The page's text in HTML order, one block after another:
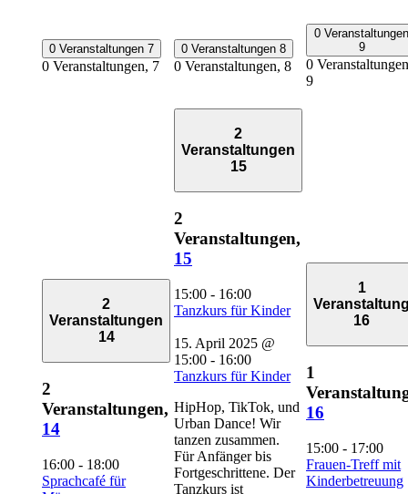
0 Veranstaltungen 7
0 Veranstaltungen, 7
0 Veranstaltungen 8
0 Veranstaltungen, 8
0 Veranstaltungen
9
0
9
2
Veranstaltungen
14
2
Veranstaltungen,
14
16:00 - 18:00
Sprachcafé für
2
Veranstaltungen
15
2
Veranstaltungen,
15
15:00 - 16:00
Tanzkurs für Kinder
15. April 2025 @
15:00 - 16:00
Tanzkurs für Kinder
HipHop, TikTok, und
Urban Dance! Wir
tanzen zusammen.
Für Anfänger bis
Fortgeschrittene. Der
Tanzkurs ist
1
16
1
16
15:00 - 17:00
Frauen-Treff mit
Kinderbetreuung